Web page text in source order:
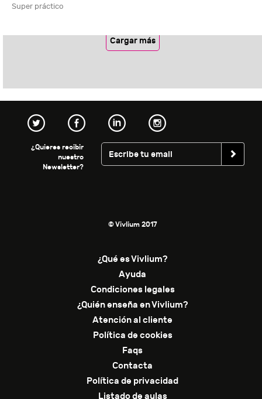
Super práctico
Cargar más
¿Quieres recibir
nuestro
Newsletter?
© Vivlium 2017
¿Qué es Vivlium?
Ayuda
Condiciones legales
¿Quién enseña en Vivlium?
Atención al cliente
Política de cookies
Faqs
Contacta
Política de privacidad
Listado de aulas